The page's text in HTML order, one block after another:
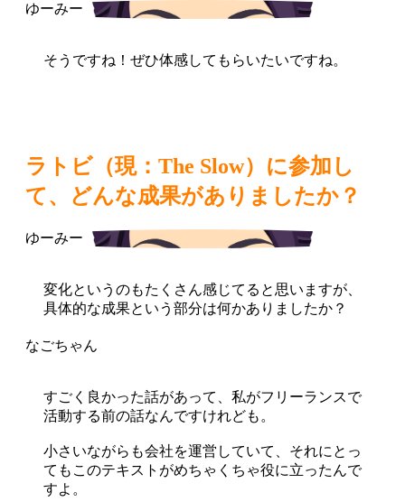
そうですね！ぜひ体感してもらいたいですね。
ラトビ（現：The Slow）に参加し
て、どんな成果がありましたか？
変化というのもたくさん感じてると思いますが、
具体的な成果という部分は何かありましたか？
すごく良かった話があって、私がフリーランスで
活動する前の話なんですけれども。
小さいながらも会社を運営していて、それにとっ
てもこのテキストがめちゃくちゃ役に立ったんで
すよ。